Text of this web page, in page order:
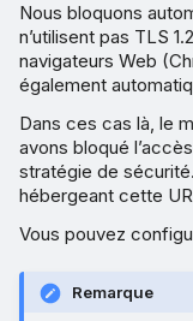
Nous bloquons
n’utilisent pas TLS
navigateurs Web
également
Dans ces cas là, le
avons bloqué
stratégie de
hébergeant cette
Vous pouvez
Remarque